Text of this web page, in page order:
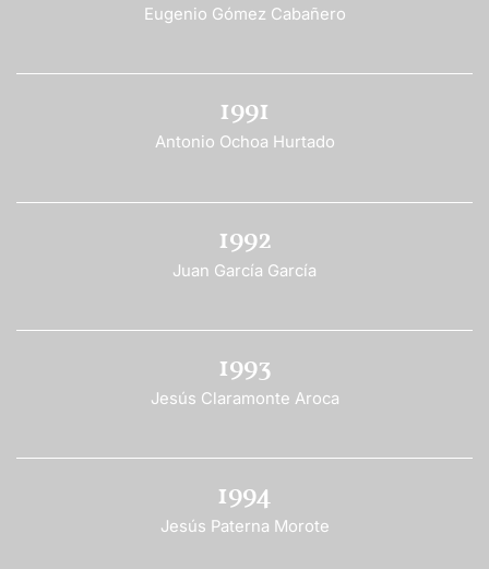
Eugenio Gómez Cabañero
1991
Antonio Ochoa Hurtado
1992
Juan García García
1993
Jesús Claramonte Aroca
1994
Jesús Paterna Morote